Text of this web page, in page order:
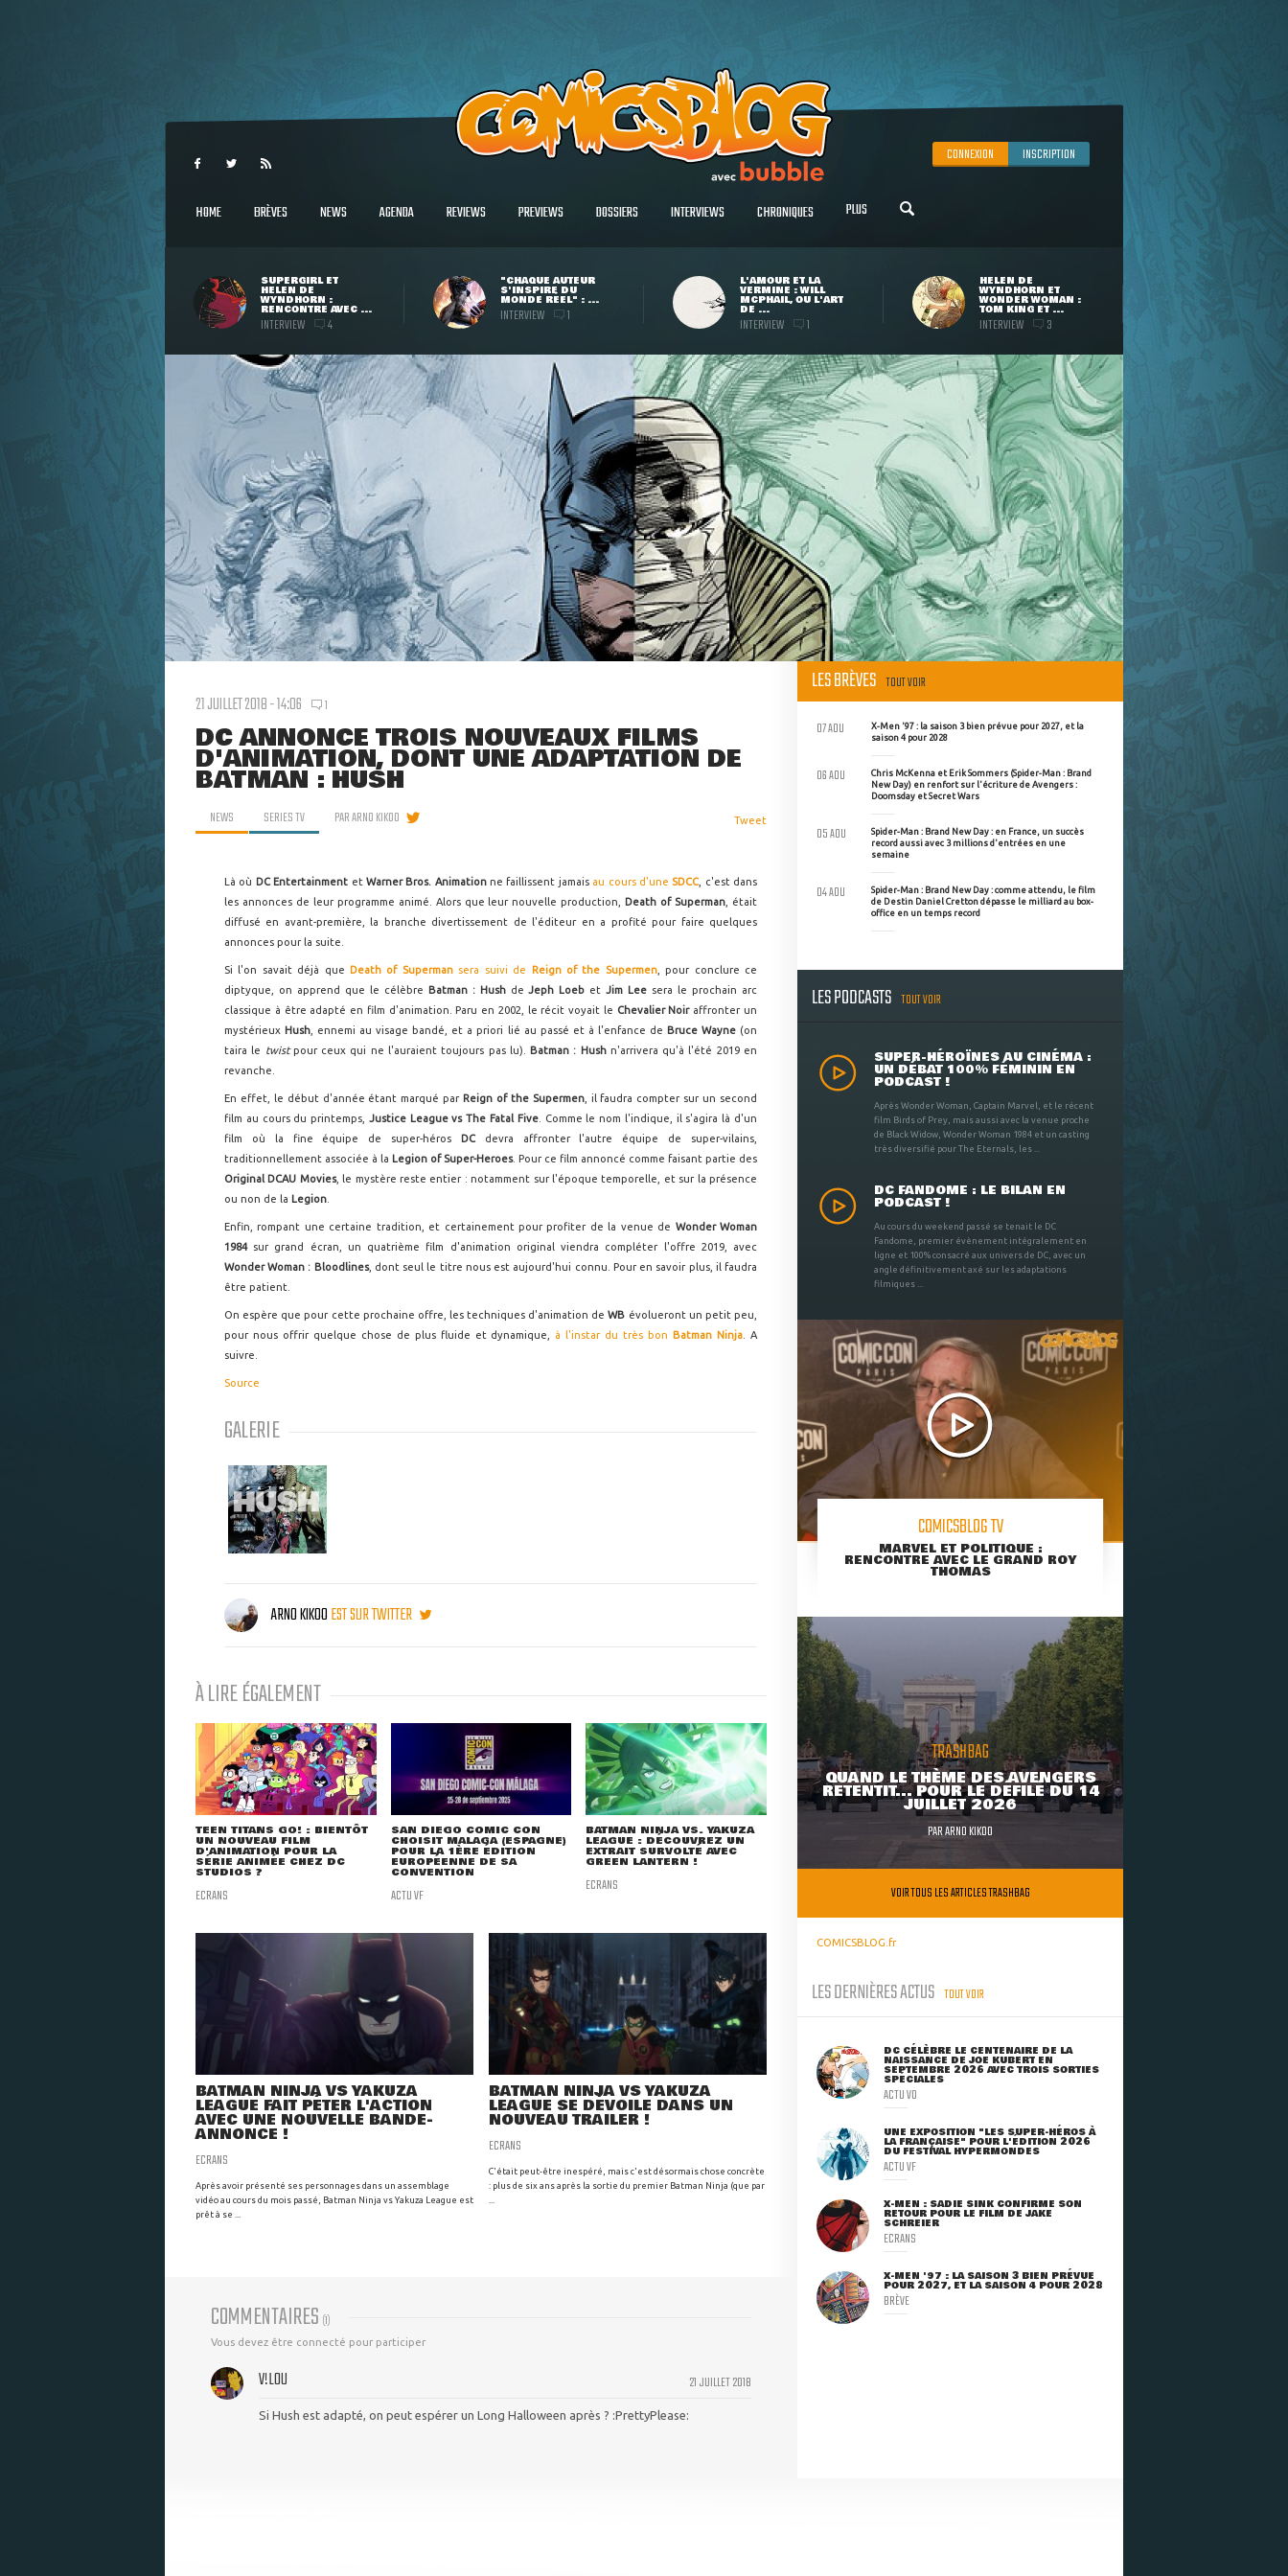
CONNEXION INSCRIPTION
HOME BRÈVES NEWS AGENDA REVIEWS PREVIEWS DOSSIERS INTERVIEWS CHRONIQUES PLUS
SUPERGIRL ET
HELEN DE
WYNDHORN :
RENCONTRE AVEC ...
INTERVIEW 4
"CHAQUE AUTEUR
S'INSPIRE DU
MONDE RÉEL" : ...
INTERVIEW 1
L'AMOUR ET LA
VERMINE : WILL
MCPHAIL, OU L'ART
DE ...
INTERVIEW 1
HELEN DE
WYNDHORN ET
WONDER WOMAN :
TOM KING ET ...
INTERVIEW 3
21 JUILLET 2018 - 14:06 1
DC ANNONCE TROIS NOUVEAUX FILMS
D'ANIMATION, DONT UNE ADAPTATION DE
BATMAN : HUSH
NEWS SERIES TV PARARNO KIKOO Tweet
Là où DC Entertainment et Warner Bros. Animation ne faillissent jamais au cours d'une SDCC , c'est dans
les annonces de leur programme animé. Alors que leur nouvelle production, Death of Superman , était
diffusé en avant-première, la branche divertissement de l'éditeur en a profité pour faire quelques
annonces pour la suite.
Si l'on savait déjà que Death of Supermansera suivi de Reign of the Supermen, pour conclure ce
diptyque, on apprend que le célèbre Batman : Hush deJeph Loeb etJim Lee sera le prochain arc
classique à être adapté en film d'animation. Paru en 2002, le récit voyait le Chevalier Noir affronter un
mystérieux Hush , ennemi au visage bandé, et a priori lié au passé et à l'enfance de Bruce Wayne (on
taira le twistpour ceux qui ne l'auraient toujours pas lu). Batman : Hush n'arrivera qu'à l'été 2019 en
revanche.
En effet, le début d'année étant marqué par Reign of the Supermen, il faudra compter sur un second
film au cours du printemps, Justice League vs The Fatal Five. Comme le nom l'indique, il s'agira là d'un
film où la fine équipe de super-héros DC
devra affronter l'autre équipe de super-vilains,
traditionnellement associée à la Legion of Super-Heroes. Pour ce film annoncé comme faisant partie des
Original DCAU Movies, le mystère reste entier : notamment sur l'époque temporelle, et sur la présence
ou non de la Legion
Enfin, rompant une certaine tradition, et certainement pour profiter de la venue de Wonder Woman
1984 sur grand écran, un quatrième film d'animation original viendra compléter l'offre 2019, avec
Wonder Woman : Bloodlines, dont seul le titre nous est aujourd'hui connu. Pour en savoir plus, il faudra
être patient.
On espère que pour cette prochaine offre, les techniques d'animation deWB évolueront un petit peu,
pour nous offrir quelque chose de plus fluide et dynamique, à l'instar du très bonBatman Ninja . A
suivre.
Source
GALERIE
ARNO KIKOOEST SUR TWITTER
À LIRE ÉGALEMENT
TEEN TITANS GO! : BIENTÔT
UN NOUVEAU FILM
D'ANIMATION POUR LA
SÉRIE ANIMÉE CHEZ DC
STUDIOS ?
ECRANS
SAN DIEGO COMIC CON
CHOISIT MALAGA (ESPAGNE)
POUR LA 1ÈRE ÉDITION
EUROPÉENNE DE SA
CONVENTION
ACTU VF
BATMAN NINJA VS. YAKUZA
LEAGUE : DÉCOUVREZ UN
EXTRAIT SURVOLTÉ AVEC
GREEN LANTERN !
ECRANS
BATMAN NINJA VS YAKUZA
LEAGUE FAIT PÉTER L'ACTION
AVEC UNE NOUVELLE BANDE-
ANNONCE !
ECRANS
Après avoir présenté ses personnages dans un assemblage
vidéo au cours du mois passé, Batman Ninja vs Yakuza League est
prêt à se ...
BATMAN NINJA VS YAKUZA
LEAGUE SE DÉVOILE DANS UN
NOUVEAU TRAILER !
ECRANS
C'était peut-être inespéré, mais c'est désormais chose concrète
: plus de six ans après la sortie du premier Batman Ninja (que par
...
COMMENTAIRES (1)
Vous devez être connecté pour participer
21 JUILLET 2018
V!L0U
Si Hush est adapté, on peut espérer un Long Halloween après ? :PrettyPlease:
LES BRÈVES TOUT VOIR
X-Men '97 : la saison 3 bien prévue pour 2027, et la
saison 4 pour 2028
07 AOU
Chris McKenna et Erik Sommers (Spider-Man : Brand
New Day) en renfort sur l'écriture de Avengers :
Doomsday et Secret Wars
06 AOU
Spider-Man : Brand New Day : en France, un succès
record aussi avec 3 millions d'entrées en une
semaine
05 AOU
Spider-Man : Brand New Day : comme attendu, le film
de Destin Daniel Cretton dépasse le milliard au box-
office en un temps record
04 AOU
LES PODCASTS TOUT VOIR
SUPER-HÉROÏNES AU CINÉMA :
UN DÉBAT 100% FÉMININ EN
PODCAST !
Après Wonder Woman, Captain Marvel, et le récent
film Birds of Prey, mais aussi avec la venue proche
de Black Widow, Wonder Woman 1984 et un casting
très diversifié pour The Eternals, les ...
DC FANDOME : LE BILAN EN
PODCAST !
Au cours du weekend passé se tenait le DC
Fandome, premier évènement intégralement en
ligne et 100% consacré aux univers de DC, avec un
angle définitivement axé sur les adaptations
filmiques ...
COMICSBLOG TV
MARVEL ET POLITIQUE :
RENCONTRE AVEC LE GRAND ROY
THOMAS
TRASHBAG
QUAND LE THÈME DES AVENGERS
RETENTIT... POUR LE DÉFILÉ DU 14
JUILLET 2026
PARARNO KIKOO
VOIR TOUS LES ARTICLES TRASHBAG
COMICSBLOG.fr
LES DERNIÈRES ACTUS TOUT VOIR
DC CÉLÈBRE LE CENTENAIRE DE LA
NAISSANCE DE JOE KUBERT EN
SEPTEMBRE 2026 AVEC TROIS SORTIES
SPÉCIALES
ACTU VO
UNE EXPOSITION "LES SUPER-HÉROS À
LA FRANÇAISE" POUR L'ÉDITION 2026
DU FESTIVAL HYPERMONDES
ACTU VF
X-MEN : SADIE SINK CONFIRME SON
RETOUR POUR LE FILM DE JAKE
SCHREIER
ECRANS
X-MEN '97 : LA SAISON 3 BIEN PRÉVUE
POUR 2027, ET LA SAISON 4 POUR 2028
BRÈVE